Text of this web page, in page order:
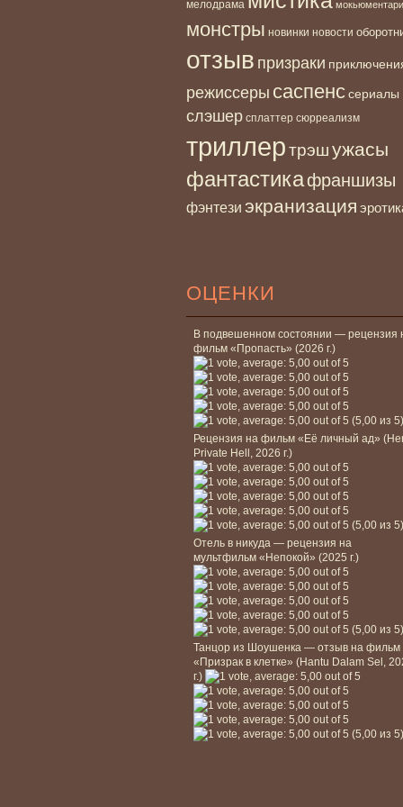
мелодрама мокьюментари
монстры новинки новости
отзыв призраки
режиссеры саспенссериалы
слэшер сплаттер сюрреализм
триллертрэшужасы
фантастикафраншизы
фэнтези экранизация
ОЦЕНКИ
В подвешенном состоянии — рецензия
фильм «Пропасть» (2026 г.)
(5,00 из 5)
Рецензия на фильм «Её личный ад»
Private Hell, 2026 г.)
(5,00 из 5)
Отель в никуда — рецензия на
мультфильм «Непокой» (2025 г.)
(5,00 из 5)
Танцор из Шоушенка — отзыв на фильм
«Призрак в клетке» (Hantu Dalam Sel,
г.)
(5,00 из 5)